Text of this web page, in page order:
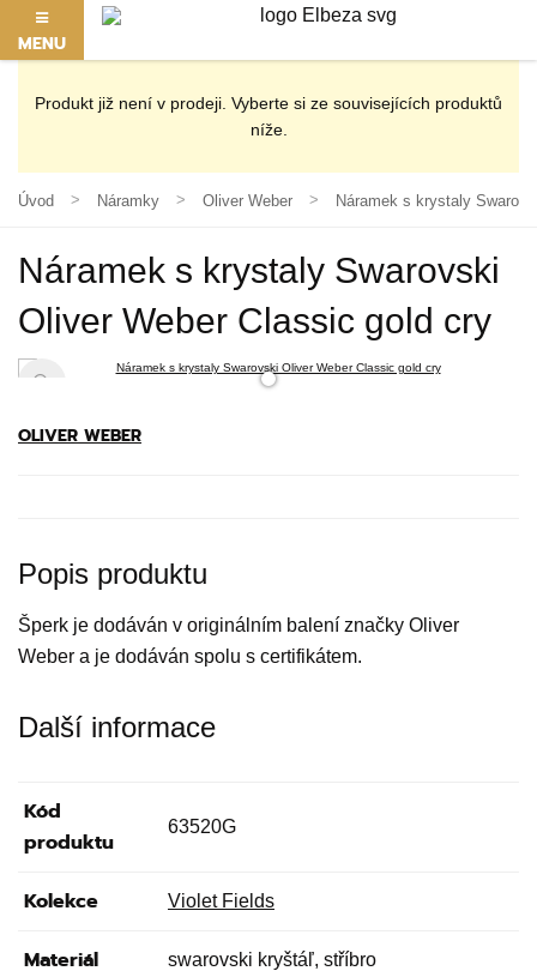
MENU
Produkt již není v prodeji. Vyberte si ze souvisejících produktů
níže.
Úvod Náramky Oliver Weber Náramek s krystaly
Náramek s krystaly Swarovski
Oliver Weber Classic gold cry
OLIVER WEBER
Popis produktu
Šperk je dodáván v originálním balení značky Oliver
Weber a je dodáván spolu s certifikátem.
Další informace
Kód
produktu
63520G
Kolekce Violet Fields
Materiál swarovski kryštáľ, stříbro